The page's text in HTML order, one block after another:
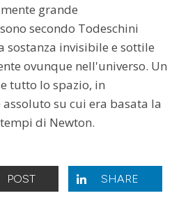
grande
secondo Todeschini
invisibile e sottile
ovunque nell'universo. Un
tutto lo spazio, in
su cui era basata la
di Newton.
POST SHARE